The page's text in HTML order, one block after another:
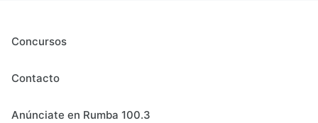
Concursos
Contacto
Anúnciate en Rumba 100.3